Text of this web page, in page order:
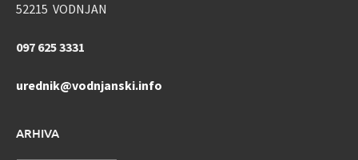
52215 VODNJAN
097 625 3331
urednik@vodnjanski.info
ARHIVA